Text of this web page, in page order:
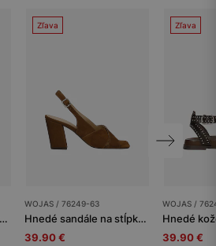
Hnedé lakované dámske sandále s tenkými remienkami
Zľava
WOJAS / 76249-63
Hnedé sandále na stĺpkovom podpätku
39.90 €
Zľava
WOJAS /
39.90 €